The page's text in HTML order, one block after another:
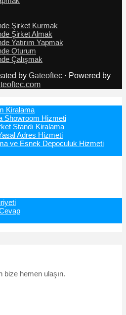
Şirket Kurmak
Şirket Almak
Yatırım Yapmak
Oturum
Çalışmak
by Gateoftec · Powered by
Kiralama
Showroom Hizmeti
Standı Kiralama
Adres Hizmeti
ve Esnek Depoculuk Hizmeti
bize hemen ulaşın.